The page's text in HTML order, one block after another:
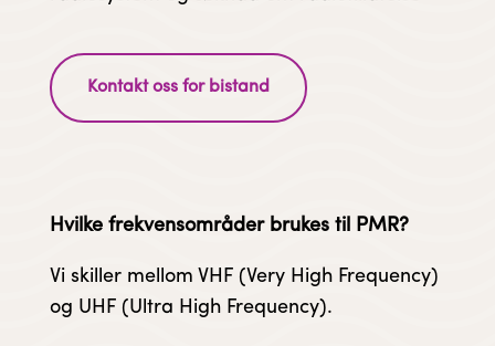
Kontakt oss for bistand
Hvilke frekvensområder brukes til PMR?
Vi skiller mellom VHF (Very High Frequency)
og UHF (Ultra High Frequency).